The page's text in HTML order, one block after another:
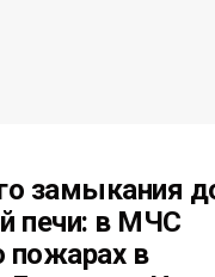
замыкания
печи: в МЧС
пожарах в